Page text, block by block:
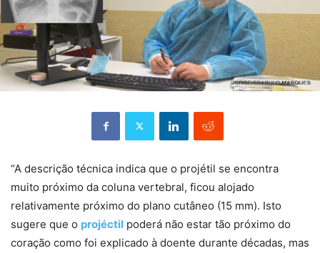
“A descrição técnica indica que o projétil se encontra
muito próximo da coluna vertebral, ficou alojado
relativamente próximo do plano cutâneo (15 mm). Isto
sugere que o projéctil poderá não estar tão próximo do
coração como foi explicado à doente durante décadas, mas